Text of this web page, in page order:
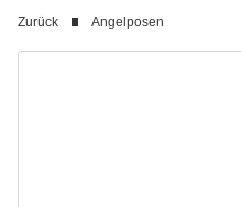
Zurück Angelposen